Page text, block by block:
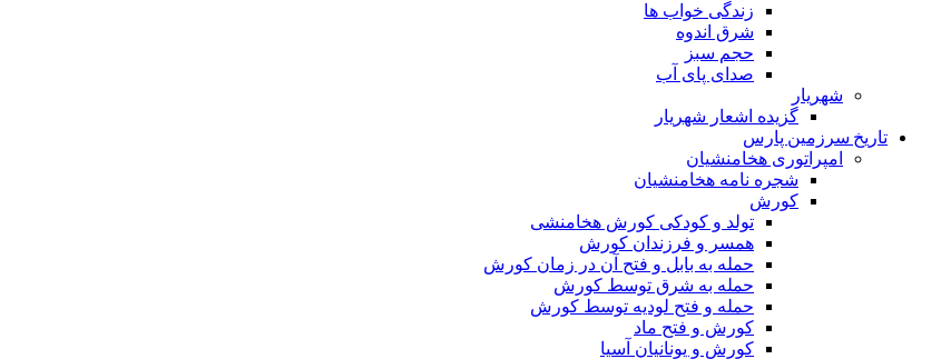
زندگی خواب ها
شرق اندوه
حجم سبز
صدای پای آب
شهریار
گزیده اشعار شهریار
تاریخ سرزمین پارس
امپراتوری هخامنشیان
شجره نامه هخامنشیان
کورش
تولد و کودکی کورش هخامنشی
همسر و فرزندان کورش
حمله به بابل و فتح آن در زمان کورش
حمله به شرق توسط کورش
حمله و فتح لودیه توسط کورش
کورش و فتح ماد
کورش و یونانیان آسیا